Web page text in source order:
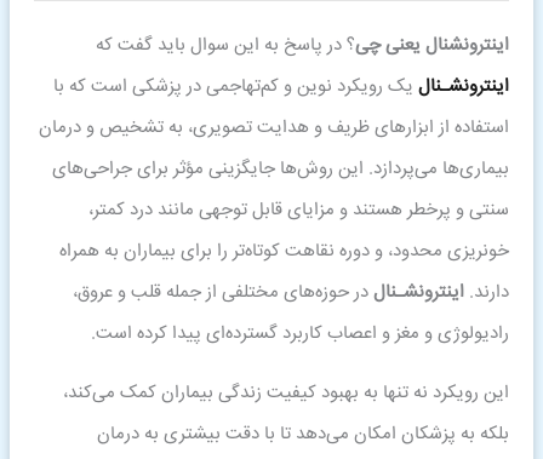
اینترونشنال یعنی چی؟ در پاسخ به این سوال باید گفت که
اینترونشـنال یک رویکرد نوین و کم‌تهاجمی در پزشکی است که با
استفاده از ابزارهای ظریف و هدایت تصویری، به تشخیص و درمان
بیماری‌ها می‌پردازد. این روش‌ها جایگزینی مؤثر برای جراحی‌های
سنتی و پرخطر هستند و مزایای قابل توجهی مانند درد کمتر،
خونریزی محدود، و دوره نقاهت کوتاه‌تر را برای بیماران به همراه
دارند.اینترونشـنالدر حوزه‌های مختلفی از جمله قلب و عروق،
رادیولوژی و مغز و اعصاب کاربرد گسترده‌ای پیدا کرده است.
این رویکرد نه تنها به بهبود کیفیت زندگی بیماران کمک می‌کند،
بلکه به پزشکان امکان می‌دهد تا با دقت بیشتری به درمان